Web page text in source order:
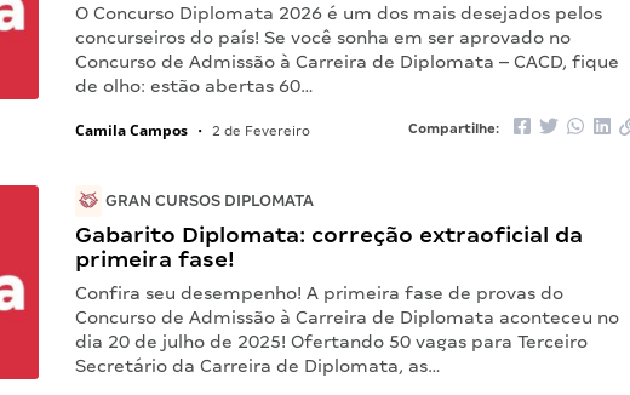
O Concurso Diplomata 2026 é um dos mais desejados pelos
concurseiros do país! Se você sonha em ser aprovado no
Concurso de Admissão à Carreira de Diplomata – CACD, fique
de olho: estão abertas 60…
Camila Campos • 2 de Fevereiro Compartilhe:
GRAN CURSOS DIPLOMATA
Gabarito Diplomata: correção extraoficial da
primeira fase!
Confira seu desempenho! A primeira fase de provas do
Concurso de Admissão à Carreira de Diplomata aconteceu no
dia 20 de julho de 2025! Ofertando 50 vagas para Terceiro
Secretário da Carreira de Diplomata, as…